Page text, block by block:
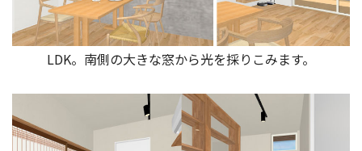
LDK。南側の大きな窓から光を採りこみます。